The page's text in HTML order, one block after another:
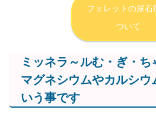
フェレットの尿石
ついて
ミッネラ～ルむ・ぎ・
マグネシウムやカルシウ
いう事です